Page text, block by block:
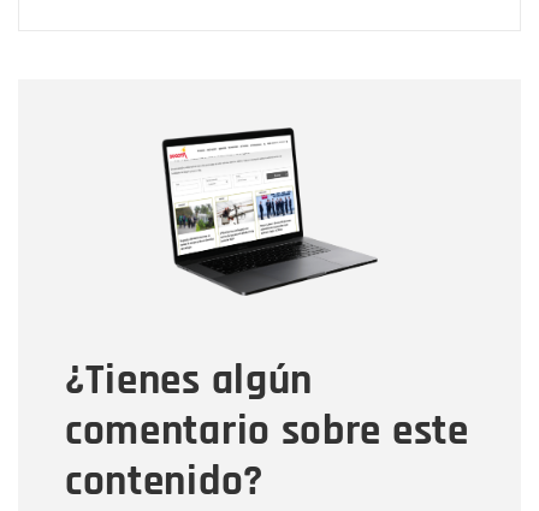
¿Tienes algún
comentario sobre este
contenido?
Correo electrónico
Tipo de comentario
Mensaje